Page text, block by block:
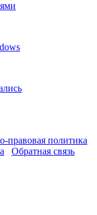
правовая политика
Обратная связь